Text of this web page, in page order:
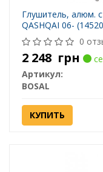
Глушитель, алюм.
QASHQAI 06-
0
2 248 грн
Артикул:
BOSAL
КУПИТЬ